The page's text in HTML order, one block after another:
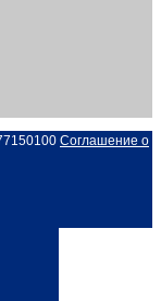
Соглашение о